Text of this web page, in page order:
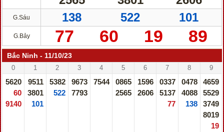
G.Sáu 138 522 101
G.Bảy 77 60 19 89
Bắc Ninh - 11/10/23
0 1 2 3 4 5 6 7 8 9
5620
60
9140
9511
3801
101
5382
522
9673
7793
7544
0865
2565
1596
2606
0337
5137
77
0478
4088
138
4659
5529
3749
8019
19